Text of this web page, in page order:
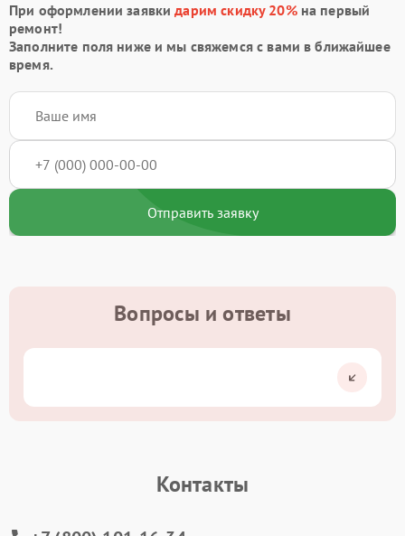
При оформлении заявкидарим скидку 20%на первый
ремонт!
Заполните поля ниже и мы свяжемся с вами в ближайшее
время.
Отправить заявку
Вопросы и ответы
Контакты